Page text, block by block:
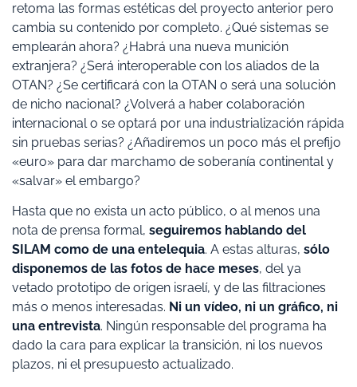
retoma las formas estéticas del proyecto anterior pero
cambia su contenido por completo. ¿Qué sistemas se
emplearán ahora? ¿Habrá una nueva munición
extranjera? ¿Será interoperable con los aliados de la
OTAN? ¿Se certificará con la OTAN o será una solución
de nicho nacional? ¿Volverá a haber colaboración
internacional o se optará por una industrialización rápida
sin pruebas serias? ¿Añadiremos un poco más el prefijo
«euro» para dar marchamo de soberanía continental y
«salvar» el embargo?
Hasta que no exista un acto público, o al menos una
nota de prensa formal, seguiremos hablando del
SILAM como de una entelequia. A estas alturas, sólo
disponemos de las fotos de hace meses, del ya
vetado prototipo de origen israelí, y de las filtraciones
más o menos interesadas. Ni un vídeo, ni un gráfico, ni
una entrevista. Ningún responsable del programa ha
dado la cara para explicar la transición, ni los nuevos
plazos, ni el presupuesto actualizado.